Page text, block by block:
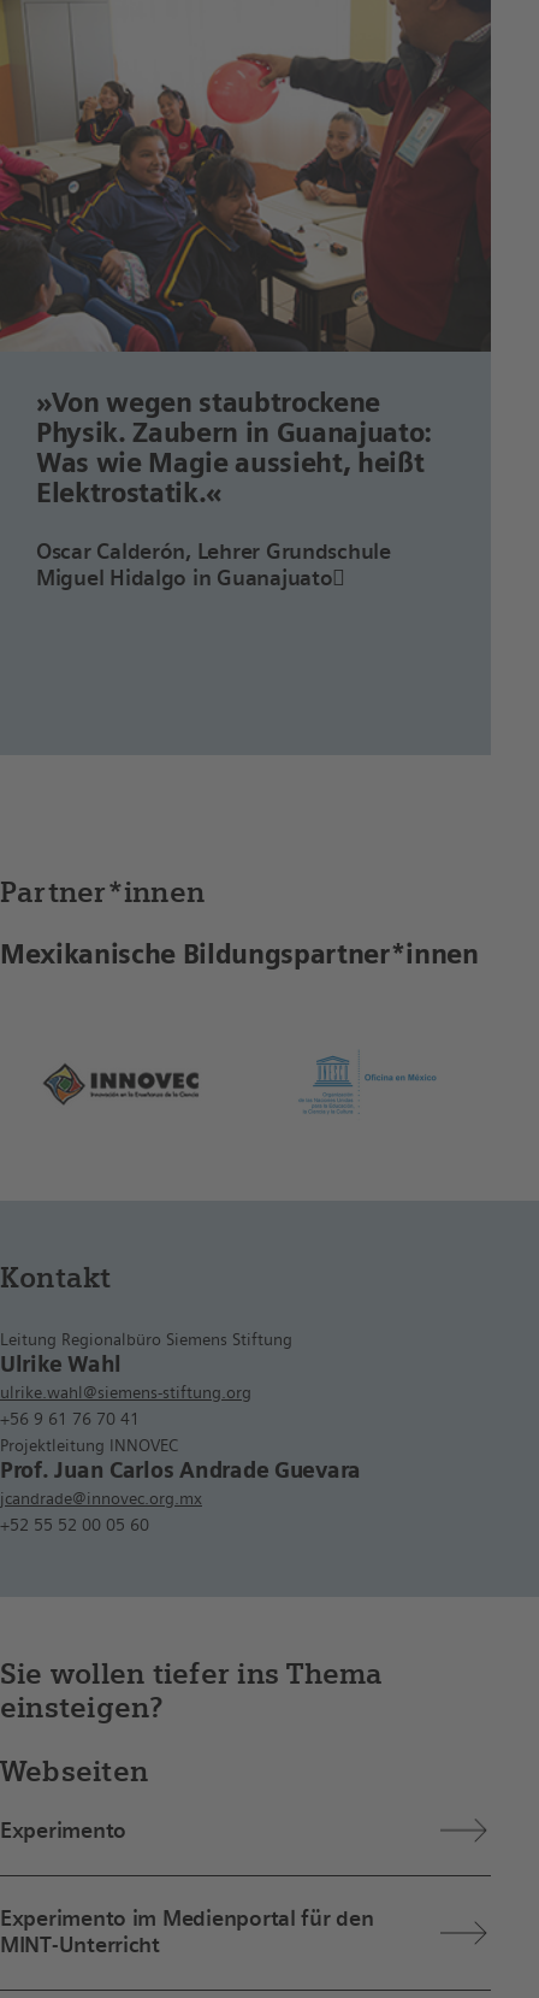
»Von wegen staubtrockene
Physik. Zaubern in Guanajuato:
Was wie Magie aussieht, heißt
Elektrostatik.«
Oscar Calderón, Lehrer Grundschule
Miguel Hidalgo in Guanajuato​
Partner*innen
Mexikanische Bildungspartner*innen
Kontakt
Leitung Regionalbüro Siemens Stiftung
Ulrike Wahl
ulrike.wahl@siemens-stiftung.org
+56 9 61 76 70 41
Projektleitung INNOVEC
Prof. Juan Carlos Andrade Guevara
jcandrade@innovec.org.mx
+52 55 52 00 05 60
Sie wollen tiefer ins Thema
einsteigen?
Webseiten
Experimento
Experimento im Medienportal für den
MINT-Unterricht